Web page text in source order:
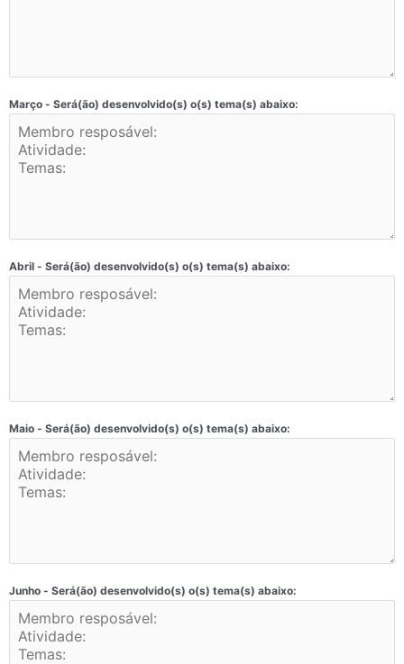
Março - Será(ão) desenvolvido(s) o(s) tema(s) abaixo:
Abril - Será(ão) desenvolvido(s) o(s) tema(s) abaixo:
Maio - Será(ão) desenvolvido(s) o(s) tema(s) abaixo:
Junho - Será(ão) desenvolvido(s) o(s) tema(s) abaixo: